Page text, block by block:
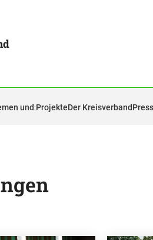
und ProjekteDer Kreisverband